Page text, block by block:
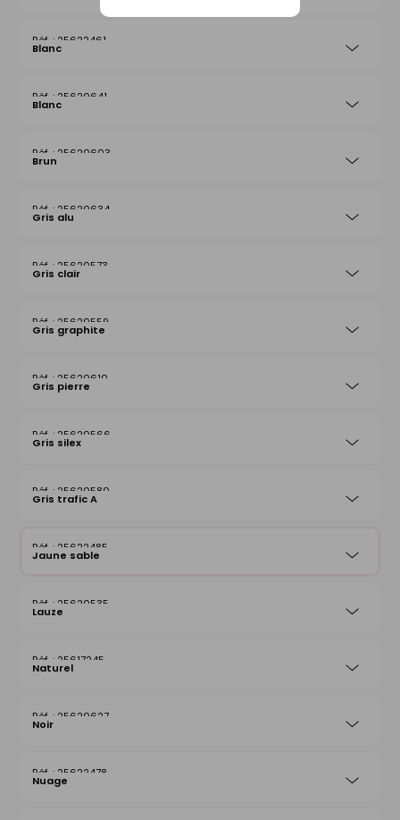
25622461
Blanc
25620641
Blanc
25620603
Brun
25620634
Gris alu
25620573
Gris clair
25620559
Gris graphite
25620610
Gris pierre
25620566
Gris silex
25620580
Gris trafic A
25622485
Jaune sable
25620535
Lauze
25617245
Naturel
25620627
Noir
25622478
Nuage